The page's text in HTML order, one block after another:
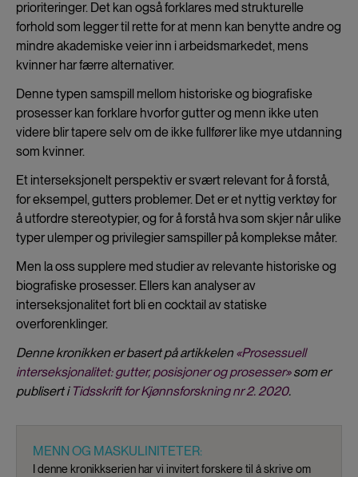
prioriteringer. Det kan også forklares med strukturelle
forhold som legger til rette for at menn kan benytte andre og
mindre akademiske veier inn i arbeidsmarkedet, mens
kvinner har færre alternativer.
Denne typen samspill mellom historiske og biografiske
prosesser kan forklare hvorfor gutter og menn ikke uten
videre blir tapere selv om de ikke fullfører like mye utdanning
som kvinner.
Et interseksjonelt perspektiv er svært relevant for å forstå,
for eksempel, gutters problemer. Det er et nyttig verktøy for
å utfordre stereotypier, og for å forstå hva som skjer når ulike
typer ulemper og privilegier samspiller på komplekse måter.
Men la oss supplere med studier av relevante historiske og
biografiske prosesser. Ellers kan analyser av
interseksjonalitet fort bli en cocktail av statiske
overforenklinger.
Denne kronikken er basert på artikkelen «Prosessuell
interseksjonalitet: gutter, posisjoner og prosesser»som er
publisert i Tidsskrift for Kjønnsforskning nr 2. 2020.
MENN OG MASKULINITETER:
I denne kronikkserien har vi invitert forskere til å skrive om